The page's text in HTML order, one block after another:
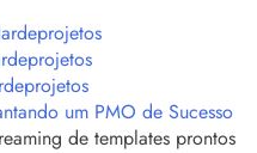
um PMO de Sucesso
de templates prontos